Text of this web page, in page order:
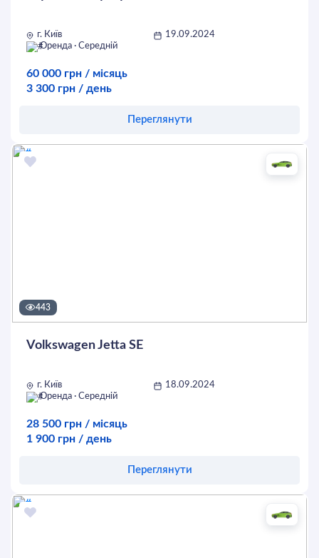
г. Київ
19.09.2024
Оренда · Середній
60 000 грн / місяць
3 300 грн / день
Переглянути
Оставить заявку
443
Volkswagen Jetta SE
г. Київ
18.09.2024
Оренда · Середній
28 500 грн / місяць
1 900 грн / день
Переглянути
Оставить заявку